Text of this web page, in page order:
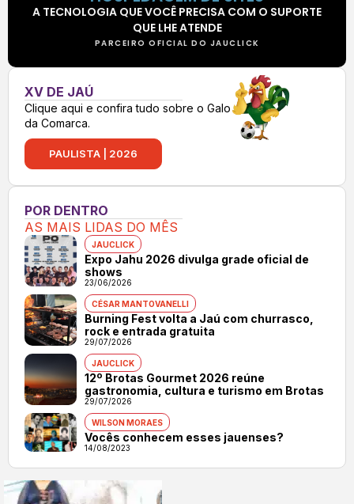
A TECNOLOGIA QUE VOCÊ PRECISA COM O SUPORTE
QUE LHE ATENDE
PARCEIRO OFICIAL DO JAUCLICK
XV DE JAÚ
Clique aqui e confira tudo sobre o Galo
da Comarca.
PAULISTA | 2026
POR DENTRO
AS MAIS LIDAS DO MÊS
JAUCLICK
Expo Jahu 2026 divulga grade oficial de
shows
23/06/2026
CÉSAR MANTOVANELLI
Burning Fest volta a Jaú com churrasco,
rock e entrada gratuita
29/07/2026
JAUCLICK
12º Brotas Gourmet 2026 reúne
gastronomia, cultura e turismo em Brotas
29/07/2026
WILSON MORAES
Vocês conhecem esses jauenses?
14/08/2023